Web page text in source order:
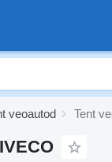
veoautod Tent